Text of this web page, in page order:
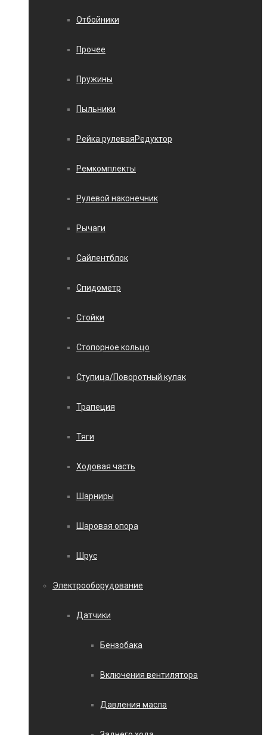
Отбойники
Прочее
Пружины
Пыльники
Рейка рулеваяРедуктор
Ремкомплекты
Рулевой наконечник
Рычаги
Сайлентблок
Спидометр
Стойки
Стопорное кольцо
Ступица/Поворотный кулак
Трапеция
Тяги
Ходовая часть
Шарниры
Шаровая опора
Шрус
Электрооборудование
Датчики
Бензобака
Включения вентилятора
Давления масла